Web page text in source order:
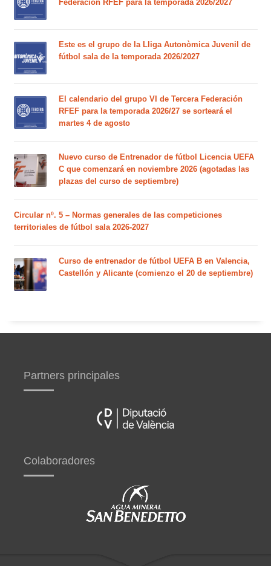
Federación RFEF para la temporada 2026/2027
Este es el grupo de la Lliga Autonòmica Juvenil de
fútbol sala de la temporada 2026/2027
El calendario del grupo VI de Tercera Federación
RFEF para la temporada 2026/27 se sorteará el
martes 4 de agosto
Nuevo curso de Entrenador de fútbol Licencia UEFA
C que comenzará en noviembre 2026 (agotadas las
plazas del curso de septiembre)
Circular nº. 5 – Normas generales de las competiciones
territoriales de fútbol sala 2026-2027
Curso de entrenador de fútbol UEFA B en Valencia,
Castellón y Alicante (comienzo el 20 de septiembre)
Partners principales
Colaboradores